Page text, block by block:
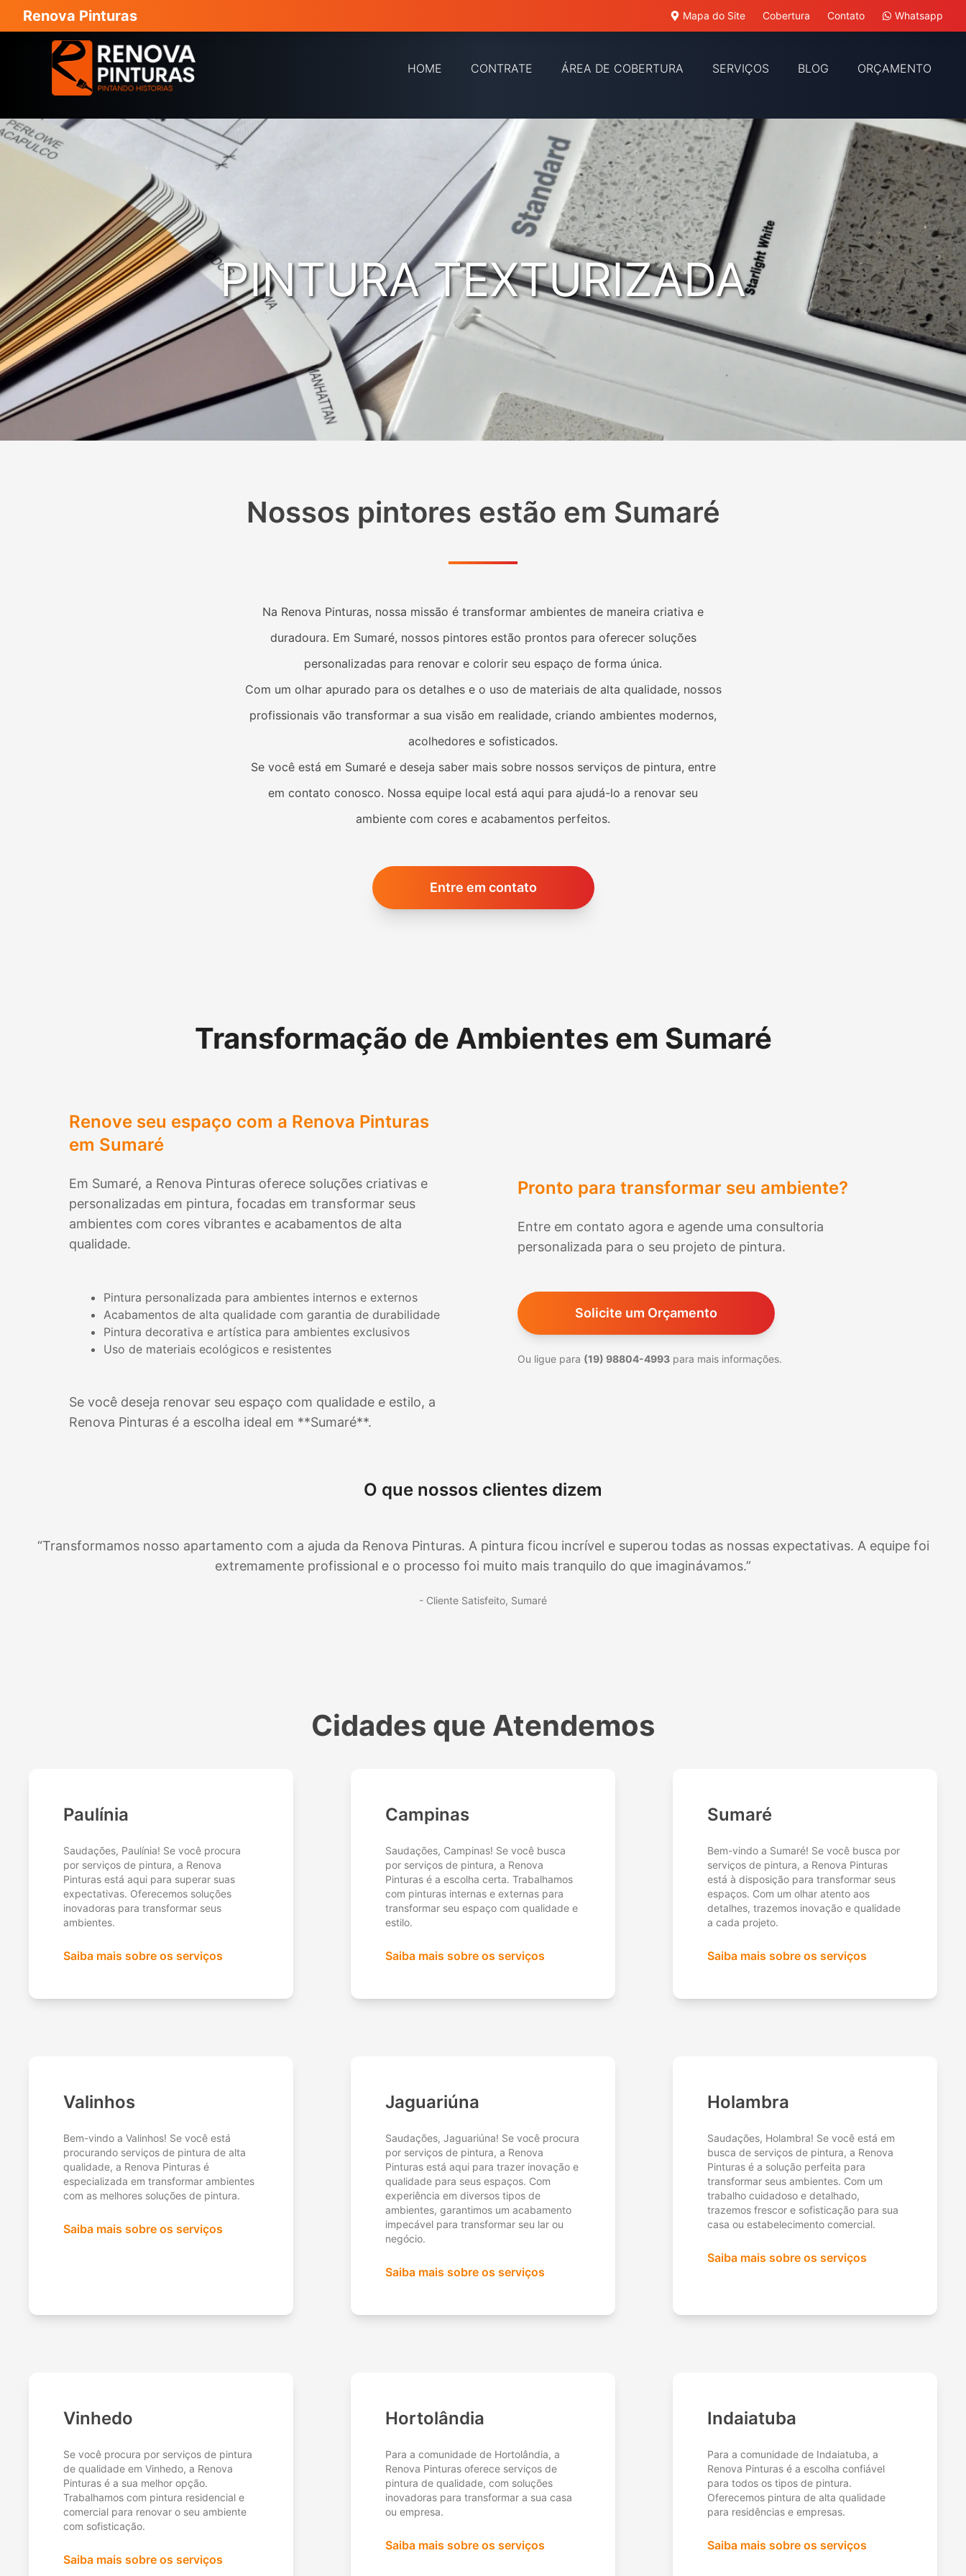
Renova Pinturas Mapa do Site Cobertura Contato Whatsapp
HOME CONTRATE ÁREA DE COBERTURA SERVIÇOS BLOG ORÇAMENTO
PINTURA TEXTURIZADA
Nossos pintores estão em Sumaré
Na Renova Pinturas, nossa missão é transformar ambientes de maneira criativa e
duradoura. Em Sumaré, nossos pintores estão prontos para oferecer soluções
personalizadas para renovar e colorir seu espaço de forma única.
Com um olhar apurado para os detalhes e o uso de materiais de alta qualidade, nossos
profissionais vão transformar a sua visão em realidade, criando ambientes modernos,
acolhedores e sofisticados.
Se você está em Sumarée deseja saber mais sobre nossos serviços de pintura, entre
em contato conosco. Nossa equipe local está aqui para ajudá-lo a renovar seu
ambiente com cores e acabamentos perfeitos.
Entre em contato
Transformação de Ambientes em Sumaré
Renove seu espaço com a Renova Pinturas
em Sumaré
Em Sumaré, a Renova Pinturas oferece soluções criativas e
personalizadas em pintura, focadas em transformar seus
ambientes com cores vibrantes e acabamentos de alta
qualidade.
Pintura personalizada para ambientes internos e externos
Acabamentos de alta qualidade com garantia de durabilidade
Pintura decorativa e artística para ambientes exclusivos
Uso de materiais ecológicos e resistentes
Se você deseja renovar seu espaço com qualidade e estilo, a
Renova Pinturas é a escolha ideal em **Sumaré**.
Pronto para transformar seu ambiente?
Entre em contato agora e agende uma consultoria
personalizada para o seu projeto de pintura.
Solicite um Orçamento
Ou ligue para (19) 98804-4993 para mais informações.
O que nossos clientes dizem
“Transformamos nosso apartamento com a ajuda da Renova Pinturas. A pintura ficou incrível e superou todas as nossas expectativas. A equipe foi
extremamente profissional e o processo foi muito mais tranquilo do que imaginávamos.”
- Cliente Satisfeito, Sumaré
Cidades que Atendemos
Paulínia
Saudações, Paulínia! Se você procura
por serviços de pintura, a Renova
Pinturas está aqui para superar suas
expectativas. Oferecemos soluções
inovadoras para transformar seus
ambientes.
Saiba mais sobre os serviços
Campinas
Saudações, Campinas! Se você busca
por serviços de pintura, a Renova
Pinturas é a escolha certa. Trabalhamos
com pinturas internas e externas para
transformar seu espaço com qualidade e
estilo.
Saiba mais sobre os serviços
Sumaré
Bem-vindo a Sumaré! Se você busca por
serviços de pintura, a Renova Pinturas
está à disposição para transformar seus
espaços. Com um olhar atento aos
detalhes, trazemos inovação e qualidade
a cada projeto.
Saiba mais sobre os serviços
Valinhos
Bem-vindo a Valinhos! Se você está
procurando serviços de pintura de alta
qualidade, a Renova Pinturas é
especializada em transformar ambientes
com as melhores soluções de pintura.
Saiba mais sobre os serviços
Jaguariúna
Saudações, Jaguariúna! Se você procura
por serviços de pintura, a Renova
Pinturas está aqui para trazer inovação e
qualidade para seus espaços. Com
experiência em diversos tipos de
ambientes, garantimos um acabamento
impecável para transformar seu lar ou
negócio.
Saiba mais sobre os serviços
Holambra
Saudações, Holambra! Se você está em
busca de serviços de pintura, a Renova
Pinturas é a solução perfeita para
transformar seus ambientes. Com um
trabalho cuidadoso e detalhado,
trazemos frescor e sofisticação para sua
casa ou estabelecimento comercial.
Saiba mais sobre os serviços
Vinhedo
Se você procura por serviços de pintura
de qualidade em Vinhedo, a Renova
Pinturas é a sua melhor opção.
Trabalhamos com pintura residencial e
comercial para renovar o seu ambiente
com sofisticação.
Saiba mais sobre os serviços
Hortolândia
Para a comunidade de Hortolândia, a
Renova Pinturas oferece serviços de
pintura de qualidade, com soluções
inovadoras para transformar a sua casa
ou empresa.
Saiba mais sobre os serviços
Indaiatuba
Para a comunidade de Indaiatuba, a
Renova Pinturas é a escolha confiável
para todos os tipos de pintura.
Oferecemos pintura de alta qualidade
para residências e empresas.
Saiba mais sobre os serviços